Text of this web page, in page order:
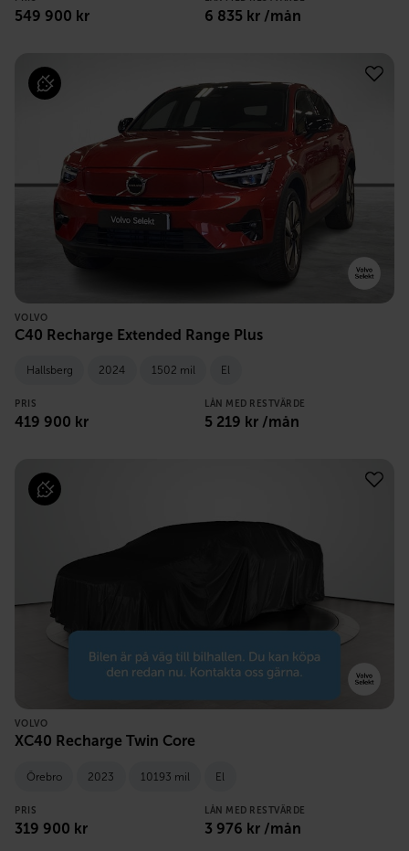
549 900 kr 6 835 kr /mån
VOLVO
C40 Recharge Extended Range Plus
Hallsberg 2024 1502 mil El
PRIS
419 900 kr
LÅN MED RESTVÄRDE
5 219 kr /mån
VOLVO
XC40 Recharge Twin Core
Örebro 2023 10193 mil El
PRIS
319 900 kr
LÅN MED RESTVÄRDE
3 976 kr /mån